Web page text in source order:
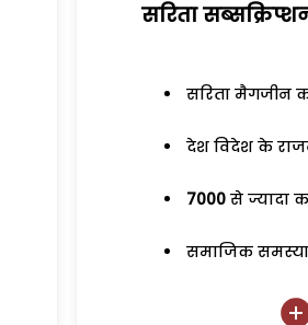
सरिता
सरिता मैगजीन
देश विदेश के
7000 से ज्यादा
समाजिक